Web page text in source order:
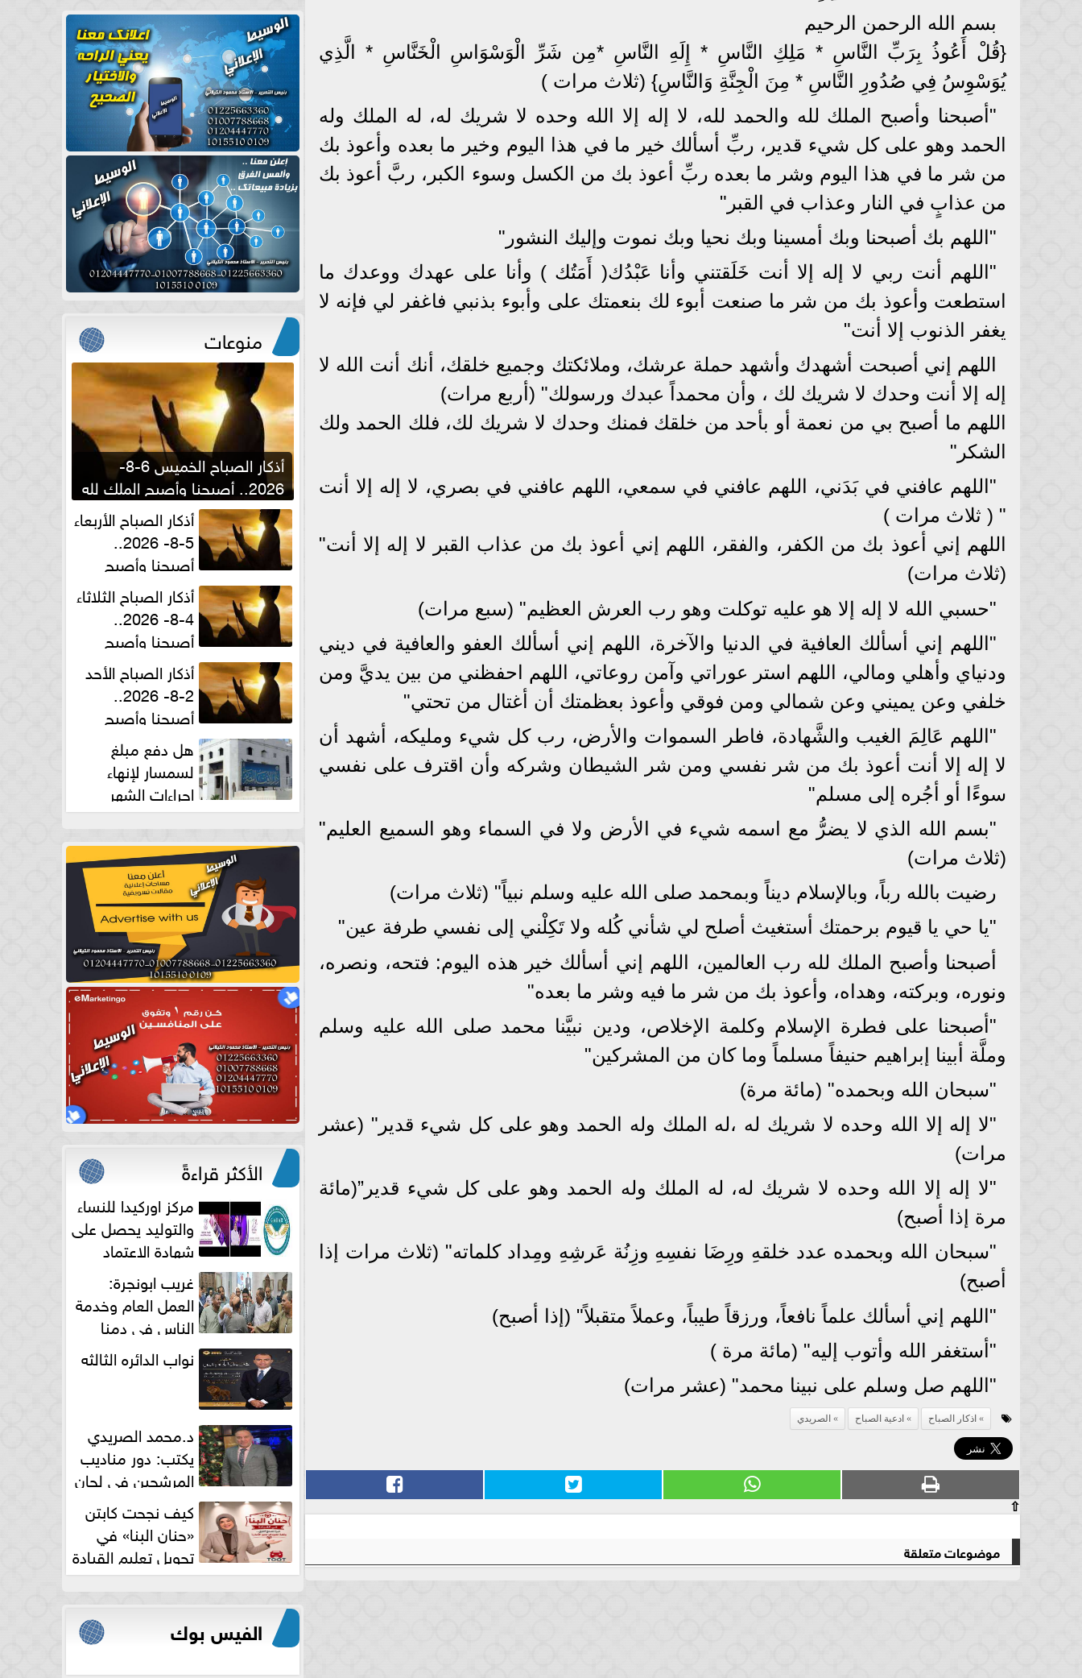
بسم الله الرحمن الرحيم
{قُلْ أَعُوذُ بِرَبِّ النَّاسِ * مَلِكِ النَّاسِ * إِلَهِ النَّاسِ *مِن شَرِّ الْوَسْوَاسِ الْخَنَّاسِ * الَّذِي
يُوَسْوِسُ فِي صُدُورِ النَّاسِ * مِنَ الْجِنَّةِ وَالنَّاسِ} (ثلاث مرات )
"أصبحنا وأصبح الملك لله والحمد لله، لا إله إلا الله وحده لا شريك له، له الملك وله
الحمد وهو على كل شيء قدير، ربِّ أسألك خير ما في هذا اليوم وخير ما بعده وأعوذ بك
من شر ما في هذا اليوم وشر ما بعده ربِّ أعوذ بك من الكسل وسوء الكبر، ربَّ أعوذ بك
من عذابٍ في النار وعذاب في القبر"
"اللهم بك أصبحنا وبك أمسينا وبك نحيا وبك نموت وإليك النشور"
"اللهم أنت ربي لا إله إلا أنت خَلَقتني وأنا عَبْدُك( أَمَتُك ) وأنا على عهدك ووعدك ما
استطعت وأعوذ بك من شر ما صنعت أبوء لك بنعمتك على وأبوء بذنبي فاغفر لي فإنه لا
يغفر الذنوب إلا أنت"
اللهم إني أصبحت أشهدك وأشهد حملة عرشك، وملائكتك وجميع خلقك، أنك أنت الله لا
إله إلا أنت وحدك لا شريك لك ، وأن محمداً عبدك ورسولك" (أربع مرات)
اللهم ما أصبح بي من نعمة أو بأحد من خلقك فمنك وحدك لا شريك لك، فلك الحمد ولك
الشكر"
"اللهم عافني في بَدَني، اللهم عافني في سمعي، اللهم عافني في بصري، لا إله إلا أنت
" ( ثلاث مرات )
اللهم إني أعوذ بك من الكفر، والفقر، اللهم إني أعوذ بك من عذاب القبر لا إله إلا أنت"
(ثلاث مرات)
"حسبي الله لا إله إلا هو عليه توكلت وهو رب العرش العظيم" (سبع مرات)
"اللهم إني أسألك العافية في الدنيا والآخرة، اللهم إني أسألك العفو والعافية في ديني
ودنياي وأهلي ومالي، اللهم استر عوراتي وآمن روعاتي، اللهم احفظني من بين يديَّ ومن
خلفي وعن يميني وعن شمالي ومن فوقي وأعوذ بعظمتك أن أغتال من تحتي"
"اللهم عَالِمَ الغيب والشَّهادة، فاطر السموات والأرض، رب كل شيء ومليكه، أشهد أن
لا إله إلا أنت أعوذ بك من شر نفسي ومن شر الشيطان وشركه وأن اقترف على نفسي
سوءًا أو أجُره إلى مسلم"
"بسم الله الذي لا يضرُّ مع اسمه شيء في الأرض ولا في السماء وهو السميع العليم"
(ثلاث مرات)
رضيت بالله رباً، وبالإسلام ديناً وبمحمد صلى الله عليه وسلم نبياً" (ثلاث مرات)
"يا حي يا قيوم برحمتك أستغيث أصلح لي شأني كُله ولا تَكِلْني إلى نفسي طرفة عين"
أصبحنا وأصبح الملك لله رب العالمين، اللهم إني أسألك خير هذه اليوم: فتحه، ونصره،
ونوره، وبركته، وهداه، وأعوذ بك من شر ما فيه وشر ما بعده"
"أصبحنا على فطرة الإسلام وكلمة الإخلاص، ودين نبيَّنا محمد صلى الله عليه وسلم
وملَّة أبينا إبراهيم حنيفاً مسلماً وما كان من المشركين"
"سبحان الله وبحمده" (مائة مرة)
"لا إله إلا الله وحده لا شريك له ،له الملك وله الحمد وهو على كل شيء قدير" (عشر
مرات)
"لا إله إلا الله وحده لا شريك له، له الملك وله الحمد وهو على كل شيء قدير”(مائة
مرة إذا أصبح)
"سبحان الله وبحمده عدد خلقهِ ورِضَا نفسِهِ وزِنُة عَرشِهِ ومِداد كلماته" (ثلاث مرات إذا
أصبح)
"اللهم إني أسألك علماً نافعاً، ورزقاً طيباً، وعملاً متقبلاً" (إذا أصبح)
"أستغفر الله وأتوب إليه" (مائة مرة )
"اللهم صل وسلم على نبينا محمد" (عشر مرات)
اذكار الصباح ادعية الصباح الصريدي
⇧
موضوعات متعلقة
منوعات
أذكار الصباح الخميس 6-8-
2026.. أصبحنا وأصبح الملك لله
والحمد لله
أذكار الصباح الأربعاء
5-8- 2026..
أصبحنا وأصبح
الملك لله والحمد للهأذكار الصباح الثلاثاء
4-8- 2026..
أصبحنا وأصبح
الملك لله والحمد للهأذكار الصباح الأحد
2-8- 2026..
أصبحنا وأصبح
الملك لله والحمد للههل دفع مبلغ
لسمسار لإنهاء
إجراءات الشهر
العقارى حلال؟.. أمين الفتوى يجيب
الأكثر قراءةً
مركز اوركيدا للنساء
والتوليد يحصل على
شهادة الاعتماد
الكامل
غريب ابونجرة:
العمل العام وخدمة
الناس فى دمنا
نواب الدائره الثالثه
د.محمد الصريدي
يكتب: دور مناديب
المرشحين في لجان
الانتخابات
كيف نجحت كابتن
«حنان البنا» في
تحويل تعليم القيادة
النسائية من خوف...
الفيس بوك